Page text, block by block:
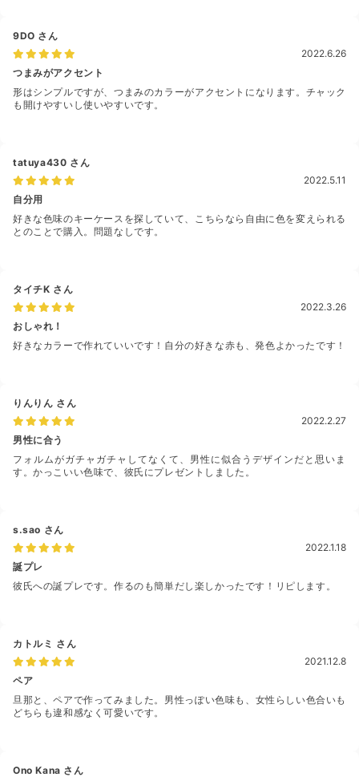
9DO さん
2022.6.26
つまみがアクセント
形はシンプルですが、つまみのカラーがアクセントになります。チャック
も開けやすいし使いやすいです。
tatuya430 さん
2022.5.11
自分用
好きな色味のキーケースを探していて、こちらなら自由に色を変えられる
とのことで購入。問題なしです。
タイチK さん
2022.3.26
おしゃれ！
好きなカラーで作れていいです！自分の好きな赤も、発色よかったです！
りんりん さん
2022.2.27
男性に合う
フォルムがガチャガチャしてなくて、男性に似合うデザインだと思いま
す。かっこいい色味で、彼氏にプレゼントしました。
s.sao さん
2022.1.18
誕プレ
彼氏への誕プレです。作るのも簡単だし楽しかったです！リピします。
カトルミ さん
2021.12.8
ペア
旦那と、ペアで作ってみました。男性っぽい色味も、女性らしい色合いも
どちらも違和感なく可愛いです。
Ono Kana さん